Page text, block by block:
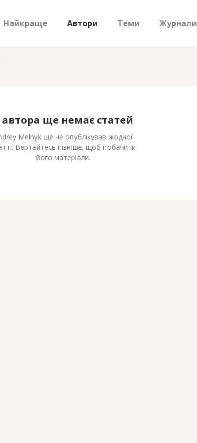
Найкраще Автори Теми Журнали
автора ще немає статей
Melnyk ще не опублікував жодної
Вертайтесь пізніше, щоб побачити
його матеріали.